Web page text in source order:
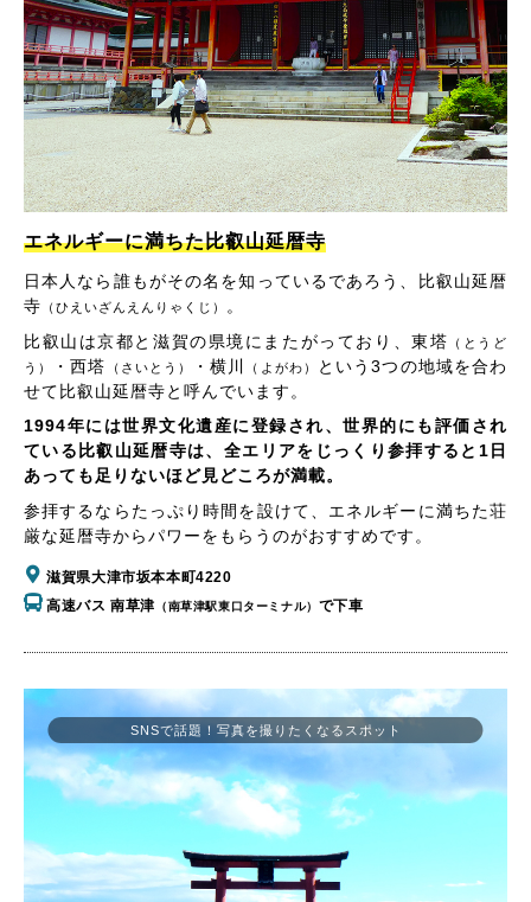
エネルギーに満ちた比叡山延暦寺
日本人なら誰もがその名を知っているであろう、比叡山延暦
寺 （ひえいざんえんりゃくじ） 。
比叡山は京都と滋賀の県境にまたがっており、東塔
（とうど
う）
・西塔 （さいとう） ・横川 （よがわ）
という3つの地域を合わ
せて比叡山延暦寺と呼んでいます。
1994年には世界文化遺産に登録され、世界的にも評価され
ている比叡山延暦寺は、全エリアをじっくり参拝すると1日
あっても足りないほど見どころが満載。
参拝するならたっぷり時間を設けて、エネルギーに満ちた荘
厳な延暦寺からパワーをもらうのがおすすめです。
滋賀県大津市坂本本町4220
高速バス 南草津 （南草津駅東口ターミナル） で下車
SNSで話題！写真を撮りたくなるスポット